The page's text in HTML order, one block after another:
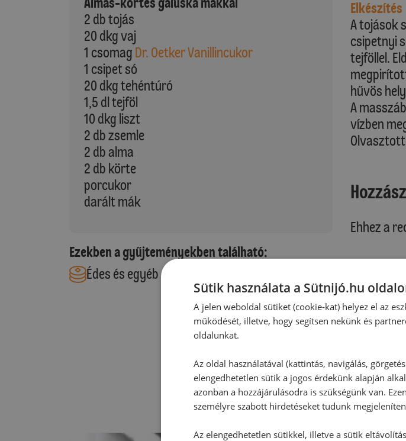
2 db tojás
20 dkg vaj
1 csomag Dr. Oetker Vanillincukor
1 csipet só
20 dkg tehéntúró
1,5 dl tejföl
10 dkg liszt
2 db zsemle
2 db alma
2 db körte
porcukor
darált mák
Ezekben a gyűjteményekben található:
Édes és egyéb ételek
Elkészítés
A tojások
csipetnyi
tejföllel.
hűvös
A
vízben
Ehhez a
Sütik használata a Sütnijó.hu
A jelen weboldal sütiket (cookie-kat) helyez el az
működését, illetve, hogy segítsen nekünk és
oldalunkat.
Az oldal használatával (kattintás, navigálás,
elengedhetetlen sütik a jogos érdekünk alapján
azonban a hozzájárulásodra is szükségünk van.
személyre szabott hirdetéseket tudunk
Az elengedhetetlen sütikkel, illetve a sütik